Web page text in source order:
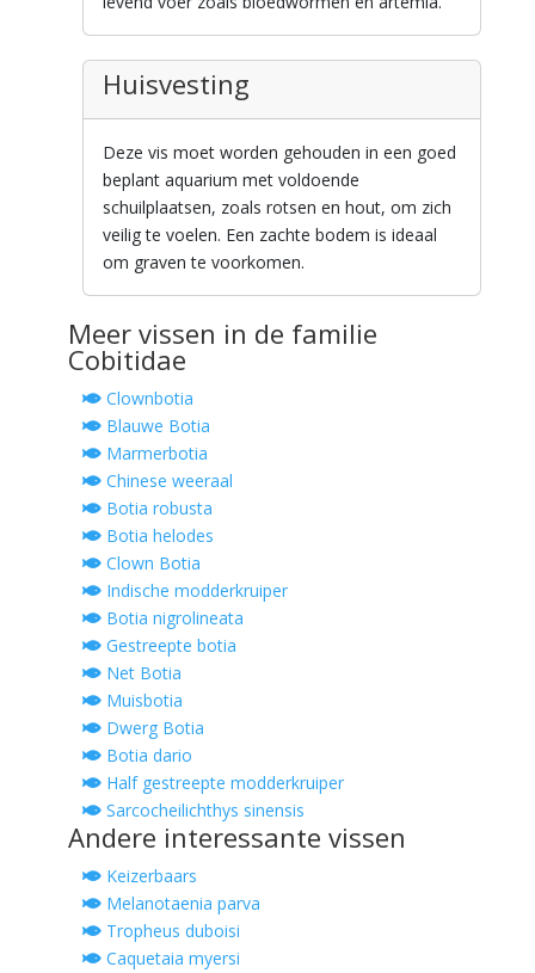
Huisvesting
Deze vis moet worden gehouden in een goed
beplant aquarium met voldoende
schuilplaatsen, zoals rotsen en hout, om zich
veilig te voelen. Een zachte bodem is ideaal
om graven te voorkomen.
Meer vissen in de familie
Cobitidae
Clownbotia
Blauwe Botia
Marmerbotia
Chinese weeraal
Botia robusta
Botia helodes
Clown Botia
Indische modderkruiper
Botia nigrolineata
Gestreepte botia
Net Botia
Muisbotia
Dwerg Botia
Botia dario
Half gestreepte modderkruiper
Sarcocheilichthys sinensis
Andere interessante vissen
Keizerbaars
Melanotaenia parva
Tropheus duboisi
Caquetaia myersi